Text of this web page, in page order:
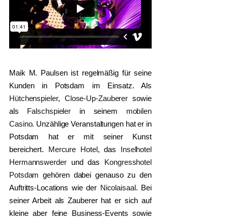
Maik M. Paulsen ist regelmäßig für seine
Kunden in Potsdam im Einsatz. Als
Hütchenspieler, Close-Up-Zauberer sowie
als Falschspieler in seinem mobilen
Casino. Unzählige Veranstaltungen hat er in
Potsdam hat er mit seiner Kunst
bereichert. Mercure Hotel, das Inselhotel
Hermannswerderund das Kongresshotel
Potsdam gehören dabei genauso zu den
Auftritts-Locations wie der Nicolaisaal. Bei
seiner Arbeit als Zauberer hat er sich auf
kleine aber feine Business-Events sowie